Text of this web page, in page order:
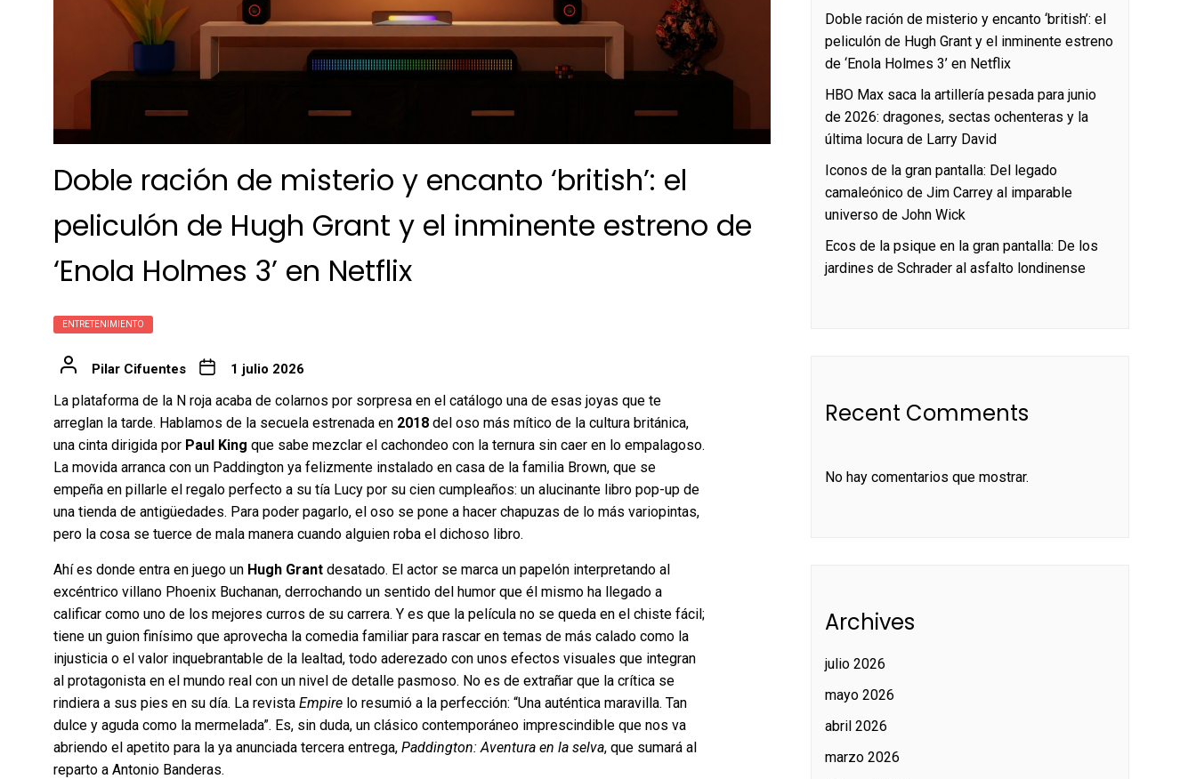
Doble ración de misterio y encanto ‘british’: el
peliculón de Hugh Grant y el inminente estreno de
‘Enola Holmes 3’ en Netflix
ENTRETENIMIENTO
Pilar Cifuentes 1 julio 2026
La plataforma de la N roja acaba de colarnos por sorpresa en el catálogo una de esas joyas que te
arreglan la tarde. Hablamos de la secuela estrenada en 2018 del oso más mítico de la cultura británica,
una cinta dirigida por Paul King que sabe mezclar el cachondeo con la ternura sin caer en lo empalagoso.
La movida arranca con un Paddington ya felizmente instalado en casa de la familia Brown, que se
empeña en pillarle el regalo perfecto a su tía Lucy por su cien cumpleaños: un alucinante libro pop-up de
una tienda de antigüedades. Para poder pagarlo, el oso se pone a hacer chapuzas de lo más variopintas,
pero la cosa se tuerce de mala manera cuando alguien roba el dichoso libro.
Ahí es donde entra en juego un Hugh Grant desatado. El actor se marca un papelón interpretando al
excéntrico villano Phoenix Buchanan, derrochando un sentido del humor que él mismo ha llegado a
calificar como uno de los mejores curros de su carrera. Y es que la película no se queda en el chiste fácil;
tiene un guion finísimo que aprovecha la comedia familiar para rascar en temas de más calado como la
injusticia o el valor inquebrantable de la lealtad, todo aderezado con unos efectos visuales que integran
al protagonista en el mundo real con un nivel de detalle pasmoso. No es de extrañar que la crítica se
rindiera a sus pies en su día. La revista Empire lo resumió a la perfección: “Una auténtica maravilla. Tan
dulce y aguda como la mermelada”. Es, sin duda, un clásico contemporáneo imprescindible que nos va
abriendo el apetito para la ya anunciada tercera entrega, Paddington: Aventura en la selva, que sumará al
reparto a Antonio Banderas.
Doble ración de misterio y encanto ‘british’: el
peliculón de Hugh Grant y el inminente estreno
de ‘Enola Holmes 3’ en Netflix
HBO Max saca la artillería pesada para junio
de 2026: dragones, sectas ochenteras y la
última locura de Larry David
Iconos de la gran pantalla: Del legado
camaleónico de Jim Carrey al imparable
universo de John Wick
Ecos de la psique en la gran pantalla: De los
jardines de Schrader al asfalto londinense
Recent Comments
No hay comentarios que mostrar.
Archives
julio 2026
mayo 2026
abril 2026
marzo 2026